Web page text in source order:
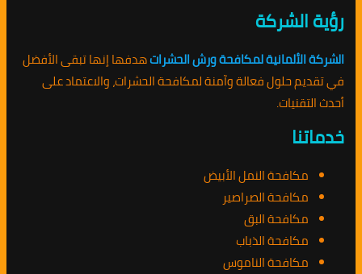
رؤية الشركة
الشركة الألمانية لمكافحة ورش الحشراتهدفها إنها تبقى الأفضل
في تقديم حلول فعالة وآمنة لمكافحة الحشرات، والاعتماد على
أحدث التقنيات.
خدماتنا
مكافحة النمل الأبيض
مكافحة الصراصير
مكافحة البق
مكافحة الذباب
مكافحة الناموس